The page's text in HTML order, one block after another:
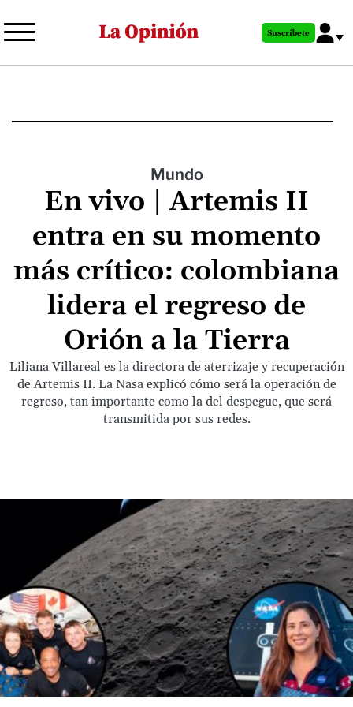
al
principal
Suscríbete
Mundo
En vivo | Artemis II
entra en su momento
más crítico: colombiana
lidera el regreso de
Orión a la Tierra
Liliana Villareal es la directora de aterrizaje y recuperación
de Artemis II. La Nasa explicó cómo será la operación de
regreso, tan importante como la del despegue, que será
transmitida por sus redes.